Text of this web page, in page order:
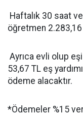
Haftalık 30 saat
öğretmen 2.283,16
Ayrıca evli olup
53,67 TL eş
ödeme alacaktır.
*Ödemeler %15